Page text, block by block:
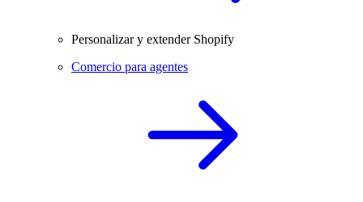
Personalizar y extender Shopify
Comercio para agentes